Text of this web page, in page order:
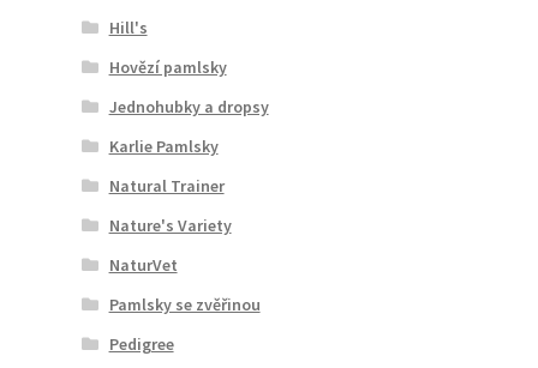
Hill's
Hovězí pamlsky
Jednohubky a dropsy
Karlie Pamlsky
Natural Trainer
Nature's Variety
NaturVet
Pamlsky se zvěřinou
Pedigree